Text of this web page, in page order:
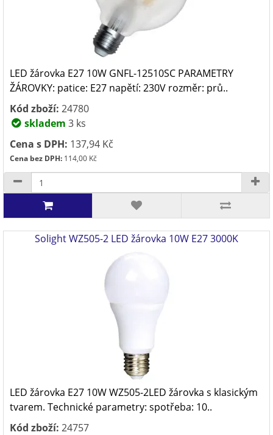
LED žárovka E27 10W GNFL-12510SC PARAMETRY
ŽÁROVKY: patice: E27 napětí: 230V rozměr: prů..
Kód zboží: 24780
skladem 3 ks
Cena s DPH: 137,94 Kč
Cena bez DPH: 114,00 Kč
Solight WZ505-2 LED žárovka 10W E27 3000K
LED žárovka E27 10W WZ505-2LED žárovka s klasickým
tvarem. Technické parametry: spotřeba: 10..
Kód zboží: 24757